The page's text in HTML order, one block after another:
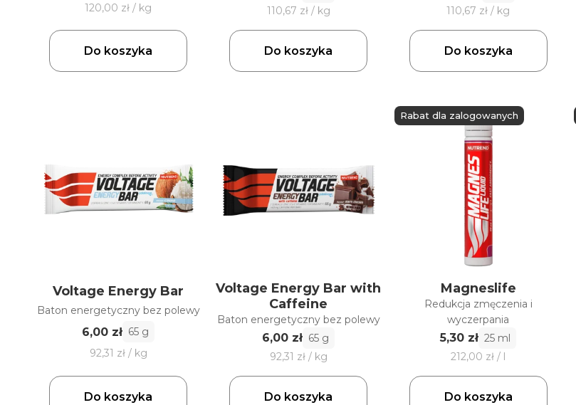
120,00 zł / kg
Do koszyka
110,67 zł / kg
Do koszyka
110,67 zł / kg
Do koszyka
Voltage Energy Bar
Baton energetyczny bez polewy
6,00 zł 65 g
92,31 zł / kg
Do koszyka
Voltage Energy Bar with
Caffeine
Baton energetyczny bez polewy
6,00 zł 65 g
92,31 zł / kg
Do koszyka
Rabat dla zalogowanych
Magneslife
Redukcja zmęczenia i
wyczerpania
5,30 zł 25 ml
212,00 zł / l
Do koszyka